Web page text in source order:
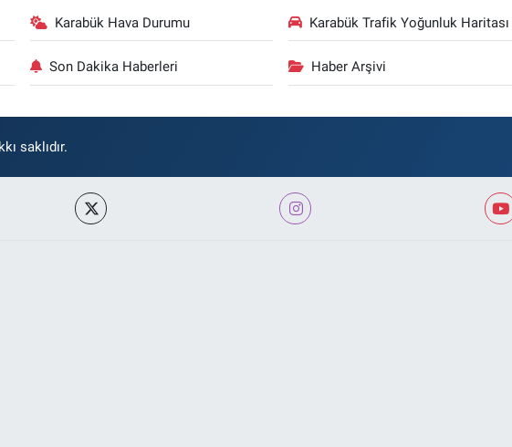
Karabük Hava Durumu Karabük Trafik Yoğunluk Haritası
Son Dakika Haberleri Haber Arşivi
saklıdır.